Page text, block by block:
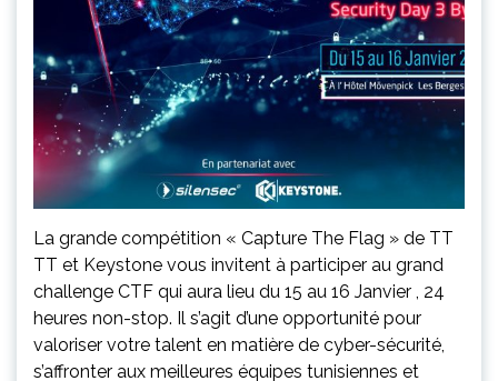
La grande compétition « Capture The Flag » de TT
TT et Keystone vous invitent à participer au grand
challenge CTF qui aura lieu du 15 au 16 Janvier , 24
heures non-stop. Il s’agit d’une opportunité pour
valoriser votre talent en matière de cyber-sécurité,
s’affronter aux meilleures équipes tunisiennes et